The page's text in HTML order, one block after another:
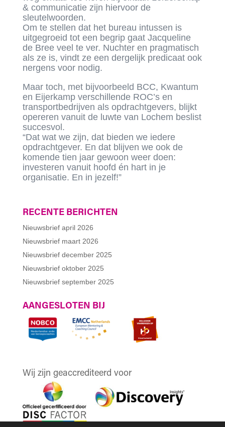
& communicatie zijn hiervoor de
sleutelwoorden.
Om te stellen dat het bureau intussen is
uitgegroeid tot een begrip gaat Jacqueline
de Bree veel te ver. Nuchter en pragmatisch
als ze is, vindt ze een dergelijk predicaat ook
nergens voor nodig.
Maar toch, met bijvoorbeeld BCC, Kwantum
en Eijerkamp verschillende ROC’s en
transportbedrijven als opdrachtgevers, blijkt
opereren vanuit de luwte van Lochem beslist
succesvol.
“Dat wat we zijn, dat bieden we iedere
opdrachtgever. En dat blijven we ook de
komende tien jaar gewoon weer doen:
investeren vanuit hoofd én hart in je
organisatie. En in jezelf!”
RECENTE BERICHTEN
Nieuwsbrief april 2026
Nieuwsbrief maart 2026
Nieuwsbrief december 2025
Nieuwsbrief oktober 2025
Nieuwsbrief september 2025
AANGESLOTEN BIJ
Wij zijn geaccrediteerd voor